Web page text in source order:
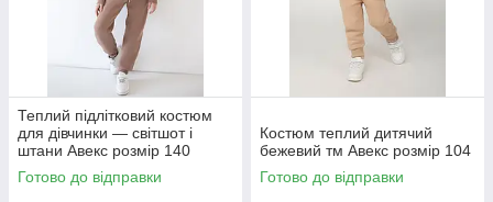
Теплий підлітковий костюм
для дівчинки — світшот і
штани Авекс розмір 140
Готово до відправки
Костюм теплий дитячий
бежевий тм Авекс розмір 104
Готово до відправки